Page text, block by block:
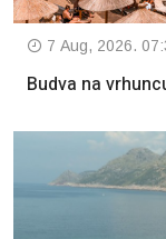
7 Aug, 2026.
Budva na